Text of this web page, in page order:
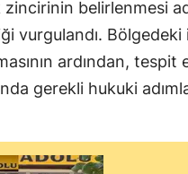
zincirinin belirlenmesi
vurgulandı. Bölgedeki
ardından, tespit
gerekli hukuki